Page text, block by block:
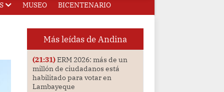
MUSEO BICENTENARIO
Más leídas de Andina
(21:31)ERM 2026: más de un
millón de ciudadanos está
habilitado para votar en
Lambayeque